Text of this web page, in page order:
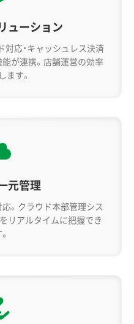
ューション
対応・キャッシュレス決済
能が連携。店舗運営の効率
ます。
元管理
。クラウド本部管理シス
リアルタイムに把握でき